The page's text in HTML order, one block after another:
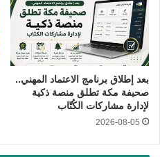
بعد إطلاق برنامج الاعتماد المهني..
صحيفة مكة تطلق منصة ذكية
لإدارة مشاركات الكُتّاب
2026-08-05